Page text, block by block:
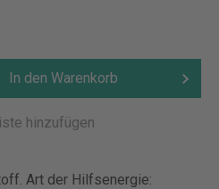
In den Warenkorb
hinzufügen
Art der Hilfsenergie: